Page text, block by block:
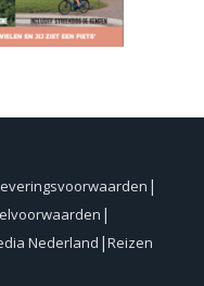
Nederland Reizen